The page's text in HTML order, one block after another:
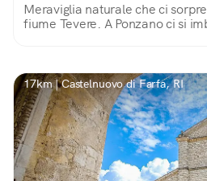
Meraviglia naturale che ci
fiume Tevere. A Ponzano ci si
17km | Castelnuovo di Farfa, RI